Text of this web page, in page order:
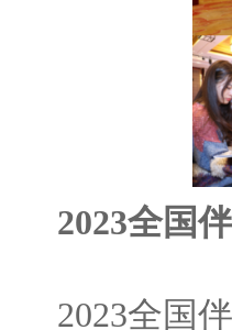
2023全国
2023全国